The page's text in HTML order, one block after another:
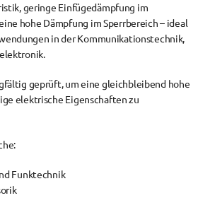
geringe Einfügedämpfung im
hohe Dämpfung im Sperrbereich – ideal
in der Kommunikationstechnik,
geprüft, um eine gleichbleibend hohe
elektrische Eigenschaften zu
Funktechnik